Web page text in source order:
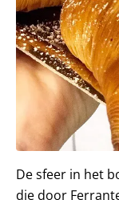
De sfeer in het
die door